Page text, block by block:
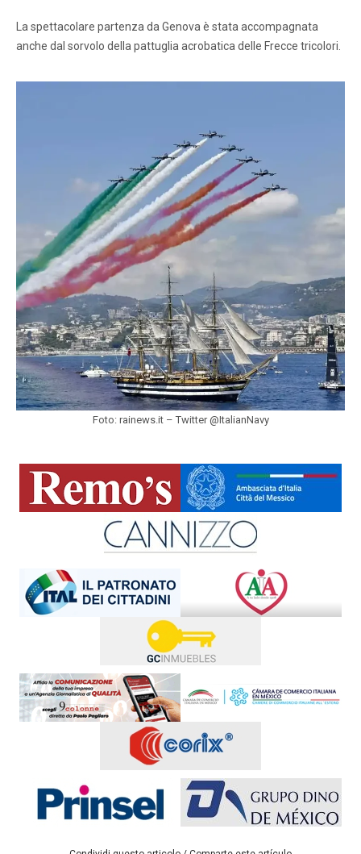
La spettacolare partenza da Genova è stata accompagnata
anche dal sorvolo della pattuglia acrobatica delle Frecce tricolori.
Foto: rainews.it – Twitter @ItalianNavy